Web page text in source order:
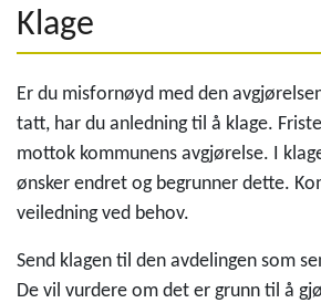
Klage
Er du misfornøyd med den
tatt, har du anledning til å klage.
mottok kommunens avgjørelse. I
ønsker endret og begrunner dette.
veiledning ved behov.
Send klagen til den avdelingen som
De vil vurdere om det er grunn til å